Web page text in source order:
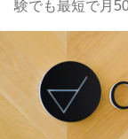
験でも最短で月